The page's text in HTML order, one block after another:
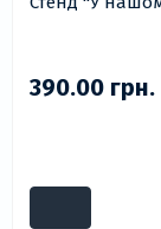
390.00 грн.